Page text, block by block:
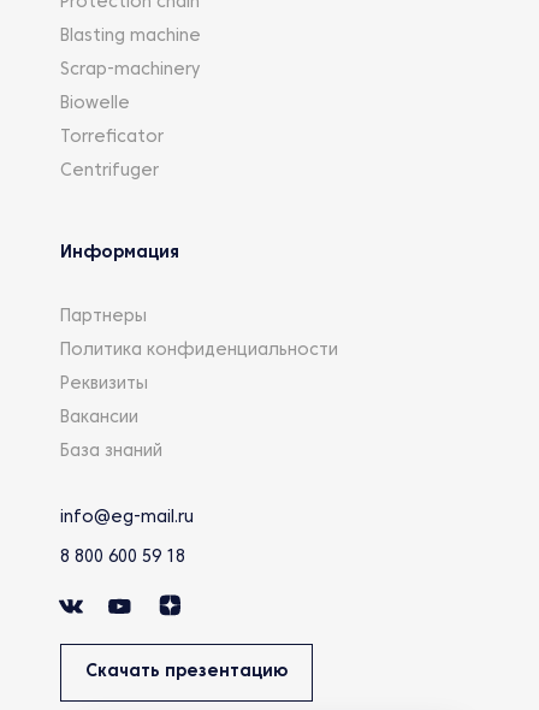
Blasting machine
Scrap-machinery
Biowelle
Torreficator
Centrifuger
Информация
Партнеры
Политика конфиденциальности
Реквизиты
Вакансии
База знаний
info@eg-mail.ru
8 800 600 59 18
Скачать презентацию